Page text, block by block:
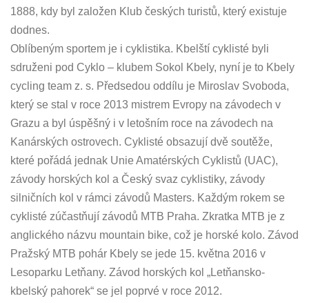
1888, kdy byl založen Klub českých turistů, který existuje
dodnes.
Oblíbeným sportem je i cyklistika. Kbelští cyklisté byli
sdruženi pod Cyklo – klubem Sokol Kbely, nyní je to Kbely
cycling team z. s. Předsedou oddílu je Miroslav Svoboda,
který se stal v roce 2013 mistrem Evropy na závodech v
Grazu a byl úspěšný i v letošním roce na závodech na
Kanárských ostrovech. Cyklisté obsazují dvě soutěže,
které pořádá jednak Unie Amatérských Cyklistů (UAC),
závody horských kol a Český svaz cyklistiky, závody
silničních kol v rámci závodů Masters. Každým rokem se
cyklisté zúčastňují závodů MTB Praha. Zkratka MTB je z
anglického názvu mountain bike, což je horské kolo. Závod
Pražský MTB pohár Kbely se jede 15. května 2016 v
Lesoparku Letňany. Závod horských kol „Letňansko-
kbelský pahorek“ se jel poprvé v roce 2012.